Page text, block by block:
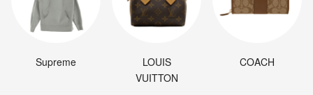
Supreme
LOUIS
VUITTON
COACH